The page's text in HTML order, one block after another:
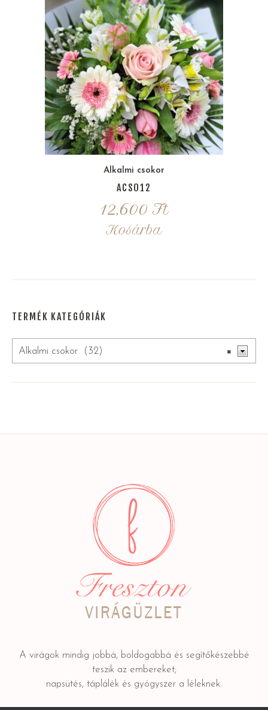
Alkalmi csokor
ACS012
12,600 Ft
Kosárba
TERMÉK KATEGÓRIÁK
×
Alkalmi csokor (32)
A virágok mindig jobbá, boldogabbá és segítőkészebbé
teszik az embereket;
napsütés, táplálék és gyógyszer a léleknek.